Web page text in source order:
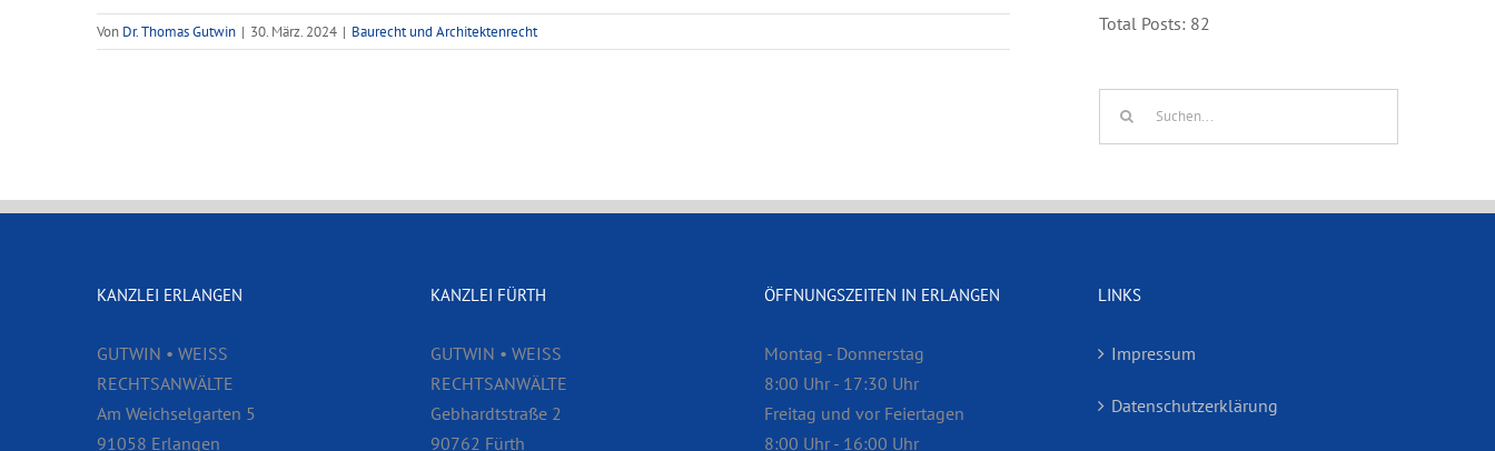
Von Dr. Thomas Gutwin | 30. März. 2024 | Baurecht und Architektenrecht Total Posts: 82
KANZLEI ERLANGEN
GUTWIN • WEISS
RECHTSANWÄLTE
Am Weichselgarten 5
91058 Erlangen
KANZLEI FÜRTH
GUTWIN • WEISS
RECHTSANWÄLTE
Gebhardtstraße 2
90762 Fürth
ÖFFNUNGSZEITEN IN ERLANGEN
Montag - Donnerstag
8:00 Uhr - 17:30 Uhr
Freitag und vor Feiertagen
8:00 Uhr - 16:00 Uhr
LINKS
Impressum
Datenschutzerklärung